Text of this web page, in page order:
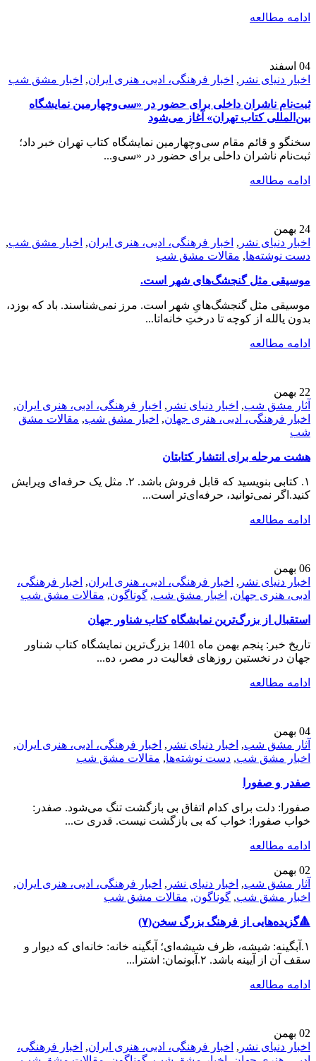
ادامه مطالعه
04 اسفند
اخبار دنیای نشر , اخبار فرهنگی، ادبی، هنری ایران, اخبار مشق شب
ثبت‌نام ناشران داخلی برای حضور در «سی‌و‌چهارمین نمایشگاه
بین‌المللی کتاب تهران» آغاز می‌شود
سخنگو و قائم مقام سی‌وچهارمین نمایشگاه کتاب تهران خبر داد؛
ثبت‌نام ناشران داخلی برای حضور در «سی‌و‌...
ادامه مطالعه
24 بهمن
اخبار دنیای نشر , اخبار فرهنگی، ادبی، هنری ایران, اخبار مشق شب,
دست نوشته‌ها, مقالات مشق شب
موسیقی مثل گنجشگ‌های شهر است.
موسیقی مثل گنجشگ‌هایِ شهر است. مرز نمی‌شناسند. باد که بوزد،
بدون یالله از کوچه تا درختِ خانه‌اتا...
ادامه مطالعه
22 بهمن
آثار مشق شب, اخبار دنیای نشر , اخبار فرهنگی، ادبی، هنری ایران,
اخبار فرهنگی، ادبی، هنری جهان, اخبار مشق شب, مقالات مشق
شب
هشت مرحله برای انتشار کتابتان
۱. کتابی بنویسید که قابل فروش باشد. ۲. مثل یک حرفه‌ای ویرایش
کنید.اگر نمی‌توانید، حرفه‎‌ای‌تر است...
ادامه مطالعه
06 بهمن
اخبار دنیای نشر , اخبار فرهنگی، ادبی، هنری ایران, اخبار فرهنگی،
ادبی، هنری جهان, اخبار مشق شب, گوناگون, مقالات مشق شب
استقبال از بزرگ‌ترین نمایشگاه کتاب شناور جهان
تاریخ خبر: پنجم بهمن ماه 1401 بزرگ‌ترین نمایشگاه کتاب شناور
جهان در نخستین روزهای فعالیت در مصر، ده...
ادامه مطالعه
04 بهمن
آثار مشق شب, اخبار دنیای نشر , اخبار فرهنگی، ادبی، هنری ایران,
اخبار مشق شب, دست نوشته‌ها, مقالات مشق شب
صفدر و صفورا
صفورا: دلت برای کدام اتفاق بی بازگشت تنگ می‌شود. صفدر:
خواب صفورا: خواب که بی بازگشت نیست. قدری ت...
ادامه مطالعه
02 بهمن
آثار مشق شب, اخبار دنیای نشر , اخبار فرهنگی، ادبی، هنری ایران,
اخبار مشق شب, گوناگون, مقالات مشق شب
🔺️گزیده‌هایی از فرهنگ بزرگ سخن(۷)
۱.آبگینه: شیشه، ظرف شیشه‌ای؛ آبگینه خانه: خانه‌ای که دیوار و
سقف آن از آیینه باشد. ۲.آبونمان: اشترا...
ادامه مطالعه
02 بهمن
اخبار دنیای نشر , اخبار فرهنگی، ادبی، هنری ایران, اخبار فرهنگی،